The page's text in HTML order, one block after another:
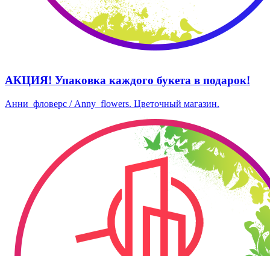
АКЦИЯ! Упаковка каждого букета в подарок!
Анни_фловерс / Anny_flowers. Цветочный магазин.